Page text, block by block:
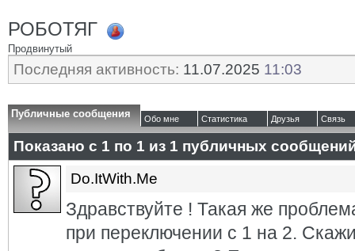
РОБОТЯГ
Продвинутый
Последняя активность: 11.07.2025 11:03
Публичные сообщения Обо мне Статистика Друзья Связь
Показано с 1 по 1 из 1 публичных
Do.ItWith.Me
Здравствуйте ! Такая же
при переключении с 1 на 2.